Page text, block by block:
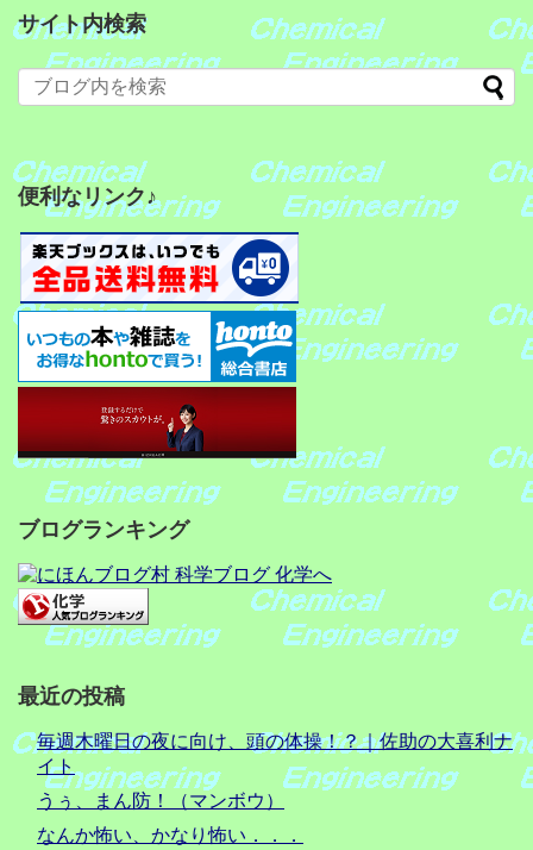
サイト内検索
便利なリンク♪
ブログランキング
最近の投稿
毎週木曜日の夜に向け、頭の体操！？｜佐助の大喜利ナ
イト
うぅ、まん防！（マンボウ）
なんか怖い、かなり怖い．．．